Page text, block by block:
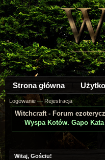
Strona główna
Logowanie —Rejestracja
Witchcraft - Forum
Wyspa Kotów. Gapo
0
Witaj, Gościu!